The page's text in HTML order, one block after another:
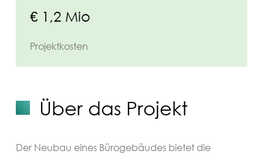
€ 1,2 Mio
Projektkosten
Über das Projekt
Der Neubau eines Bürogebäudes bietet die